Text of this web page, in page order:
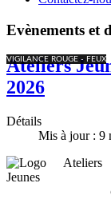
Evènements et
VIGILANCE ROUGE - FEUX
Ateliers
2026
Détails
Mis à jour : 9